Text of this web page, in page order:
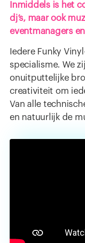
Inmiddels is het
dj’s, maar ook
eventmanagers
Iedere Funky
specialisme. We
onuitputtelijke
creativiteit om
Van alle
en natuurlijk de